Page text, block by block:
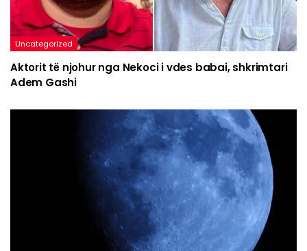
Uncategorized
Aktorit të njohur nga Nekoci i vdes babai, shkrimtari
Adem Gashi